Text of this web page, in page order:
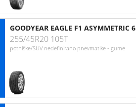
GOODYEAR EAGLE F1 ASYMMETRIC 6
255/45R20 105T
potniške/SUV nedefinirano pnevmatike - gume